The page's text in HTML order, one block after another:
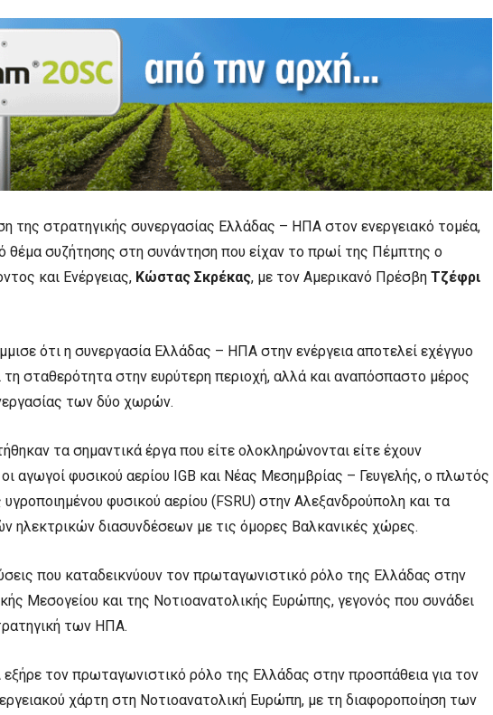
της στρατηγικής συνεργασίας Ελλάδας – ΗΠΑ στον ενεργειακό τομέα,
θέμα συζήτησης στη συνάντηση που είχαν το πρωί της Πέμπτης ο
και Ενέργειας, Κώστας Σκρέκας, με τον Αμερικανό Πρέσβη Τζέφρι
ότι η συνεργασία Ελλάδας – ΗΠΑ στην ενέργεια αποτελεί εχέγγυο
τη σταθερότητα στην ευρύτερη περιοχή, αλλά και αναπόσπαστο μέρος
των δύο χωρών.
τα σημαντικά έργα που είτε ολοκληρώνονται είτε έχουν
αγωγοί φυσικού αερίου IGB και Νέας Μεσημβρίας – Γευγελής, ο πλωτός
φυσικού αερίου (FSRU) στην Αλεξανδρούπολη και τα
ηλεκτρικών διασυνδέσεων με τις όμορες Βαλκανικές χώρες.
που καταδεικνύουν τον πρωταγωνιστικό ρόλο της Ελλάδας στην
Μεσογείου και της Νοτιοανατολικής Ευρώπης, γεγονός που συνάδει
των ΗΠΑ.
τον πρωταγωνιστικό ρόλο της Ελλάδας στην προσπάθεια για τον
χάρτη στη Νοτιοανατολική Ευρώπη, με τη διαφοροποίηση των